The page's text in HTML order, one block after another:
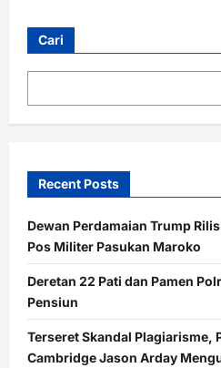
Cari
Recent Posts
Dewan Perdamaian Trump
Pos Militer Pasukan Maroko
Deretan 22 Pati dan Pamen
Pensiun
Terseret Skandal Plagiarisme,
Cambridge Jason Arday